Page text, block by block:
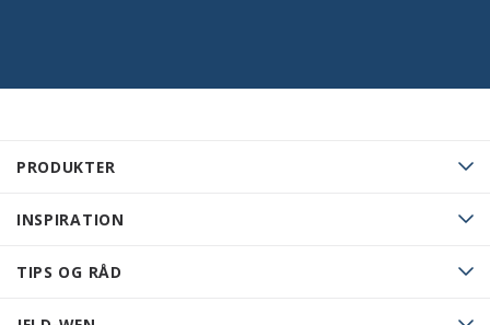
PRODUKTER
INSPIRATION
TIPS OG RÅD